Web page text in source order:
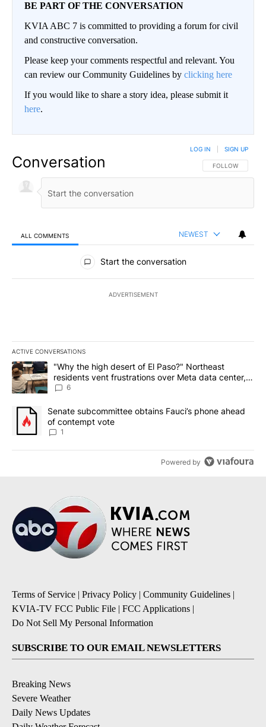
BE PART OF THE CONVERSATION
KVIA ABC 7 is committed to providing a forum for civil
and constructive conversation.
Please keep your comments respectful and relevant. You
can review our Community Guidelines by clicking here
If you would like to share a story idea, please submit it
here.
Conversation FOLLOW THIS
FOLLOW
LOG IN SIGN UP
ALL COMMENTS NEWEST
All Comments
Start the conversation
ADVERTISEMENT
ACTIVE CONVERSATIONS
The following is a list of the most commented articles in the last
A trending article titled ""Why the high desert of El Paso?"
"Why the high desert of El Paso?" Northeast
residents vent frustrations over Meta data center,
utilities
6
A trending article titled "Senate subcommittee obtains Fauci’s
Senate subcommittee obtains Fauci’s phone ahead
of contempt vote
1
Powered by
Terms of Service | Privacy Policy | Community Guidelines |
KVIA-TV FCC Public File | FCC Applications |
Do Not Sell My Personal Information
SUBSCRIBE TO OUR EMAIL NEWSLETTERS
Breaking News
Severe Weather
Daily News Updates